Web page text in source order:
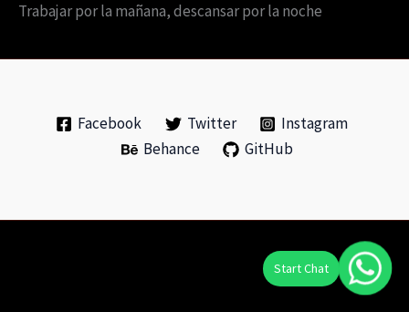
Trabajar por la mañana, descansar por la noche
Facebook Twitter
Instagram
Behance
GitHub